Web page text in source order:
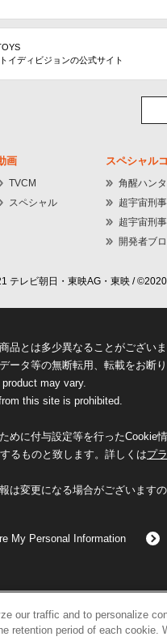
イディビジョンの公式サイト
画
TVCM
スペシャル
スペシャル
角醒ハン
超宇宙刑
超宇宙刑
開発者ブ
テレビ朝日・東映AG・東映 /
とは多少異なることがございま
タ等の無断転用、転載をお断り
may vary.
this site is prohibited.
に付与設定等を行ったCookie情
るものと致します。詳しくはプ
変更になる場合がございますの
My Personal Information
our traffic and to personalize
retention period of each cookie.